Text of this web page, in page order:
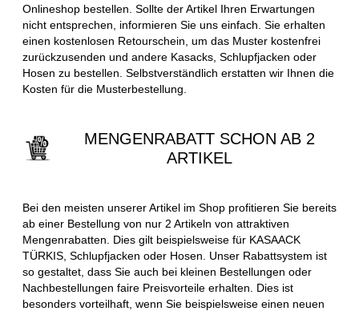
Onlineshop bestellen. Sollte der Artikel Ihren Erwartungen
nicht entsprechen, informieren Sie uns einfach. Sie erhalten
einen kostenlosen Retourschein, um das Muster kostenfrei
zurückzusenden und andere Kasacks, Schlupfjacken oder
Hosen zu bestellen. Selbstverständlich erstatten wir Ihnen die
Kosten für die Musterbestellung.
MENGENRABATT SCHON AB 2
ARTIKEL
Bei den meisten unserer Artikel im Shop profitieren Sie bereits
ab einer Bestellung von nur 2 Artikeln von attraktiven
Mengenrabatten. Dies gilt beispielsweise für KASAACK
TÜRKIS, Schlupfjacken oder Hosen. Unser Rabattsystem ist
so gestaltet, dass Sie auch bei kleinen Bestellungen oder
Nachbestellungen faire Preisvorteile erhalten. Dies ist
besonders vorteilhaft, wenn Sie beispielsweise einen neuen